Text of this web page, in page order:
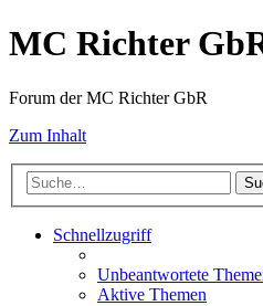
MC Richter
Forum der MC Richter GbR
Zum Inhalt
Schnellzugriff
Unbeantwortete
Aktive Themen